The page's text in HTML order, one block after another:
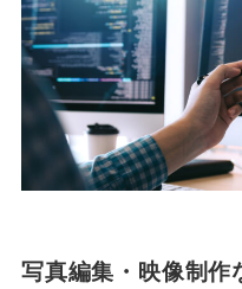
写真編集・映像制作